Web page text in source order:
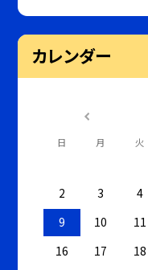
カレンダー
日 月 火
2
3 4
9
10 11
16
17 18